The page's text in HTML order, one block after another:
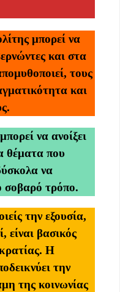
μπορεί να
και στα
τους
και
να ανοίξει
θέματα που
να
σοβαρό τρόπο.
την εξουσία,
είναι βασικός
Η
την
της κοινωνίας